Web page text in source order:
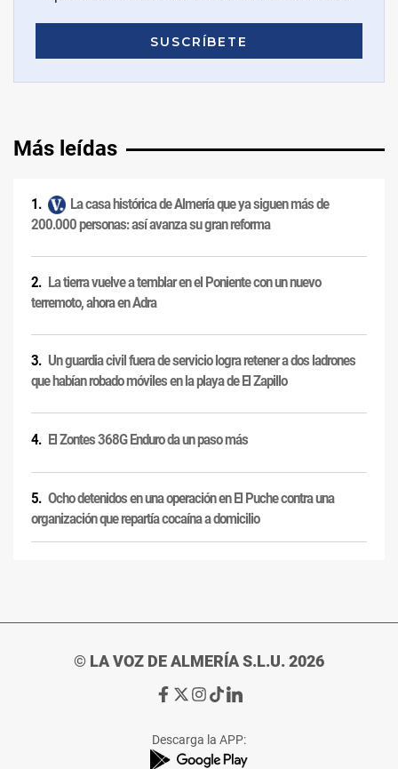
Más leídas
La casa histórica de Almería que ya siguen más de
200.000 personas: así avanza su gran reforma
La tierra vuelve a temblar en el Poniente con un nuevo
terremoto, ahora en Adra
Un guardia civil fuera de servicio logra retener a dos ladrones
que habían robado móviles en la playa de El Zapillo
El Zontes 368G Enduro da un paso más
Ocho detenidos en una operación en El Puche contra una
organización que repartía cocaína a domicilio
© LA VOZ DE ALMERÍA S.L.U. 2026
Ir
de
La
Ir
de
La
Ir
de
La
Ir
de
La
Ir
de
La
Descarga la APP: